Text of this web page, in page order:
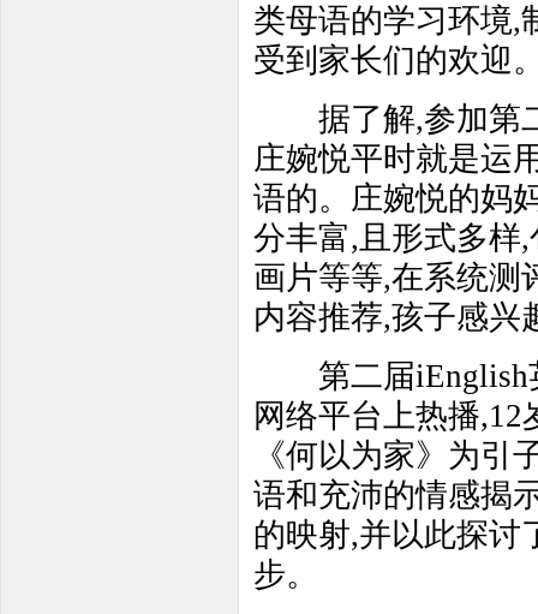
类母语的学习环境,
受到家长们的欢迎
据了解,参加第二
庄婉悦平时就是运
语的。庄婉悦的妈
分丰富,且形式多样
画片等等,在系统测
内容推荐,孩子感兴
第二届iEnglish
网络平台上热播
《何以为家》为引
语和充沛的情感揭
的映射,并以此探讨
步。